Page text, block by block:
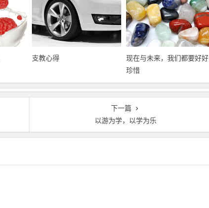
支教心得
现在与未来，我们都要好好
珍惜
下一篇
以游为学，以学为乐